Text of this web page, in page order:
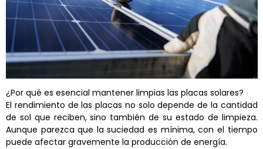
¿Por qué es esencial mantener limpias las placas solares?
El rendimiento de las placas no solo depende de la cantidad
de sol que reciben, sino también de su estado de limpieza.
Aunque parezca que la suciedad es mínima, con el tiempo
puede afectar gravemente la producción de energía.